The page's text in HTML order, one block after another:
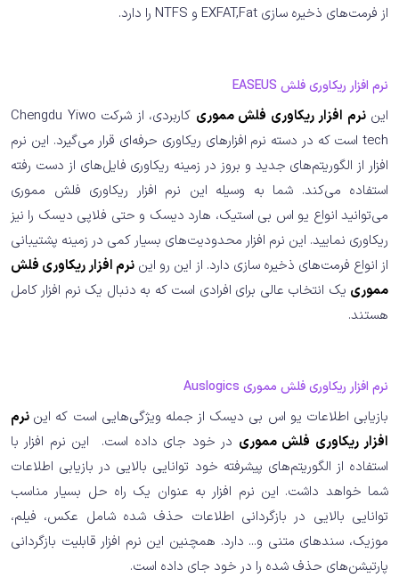
از فرمت‌های ذخیره سازی EXFAT,Fat و NTFS را دارد.
نرم افزار ریکاوری فلش EASEUS
ایننرم افزار ریکاوری فلش مموری
کاربردی، از شرکت Chengdu Yiwo
tech است که در دسته نرم افزارهای ریکاوری حرفه‌ای قرار می‌گیرد. این نرم
افزار از الگوریتم‌های جدید و بروز در زمینه ریکاوری فایل‌های از دست رفته
استفاده می‌کند. شما به وسیله این نرم افزار ریکاوری فلش مموری
می‌توانید انواع یو اس بی استیک، هارد دیسک و حتی فلاپی دیسک را نیز
ریکاوری نمایید. این نرم افزار محدودیت‌های بسیار کمی در زمینه پشتیبانی
از انواع فرمت‌های ذخیره سازی دارد. از این رو این نرم افزار ریکاوری فلش
مموری یک انتخاب عالی برای افرادی است که به دنبال یک نرم افزار کامل
هستند.
نرم افزار ریکاوری فلش مموری Auslogics
بازیابی اطلاعات یو اس بی دیسک از جمله ویژگی‌هایی است که این نرم
افزار ریکاوری فلش مموری در خود جای داده است. این نرم افزار با
استفاده از الگوریتم‌های پیشرفته خود توانایی بالایی در بازیابی اطلاعات
شما خواهد داشت. این نرم افزار به عنوان یک راه حل بسیار مناسب
توانایی بالایی در بازگردانی اطلاعات حذف شده شامل عکس، فیلم،
موزیک، سندهای متنی و... دارد. همچنین این نرم افزار قابلیت بازگردانی
پارتیشن‌های حذف شده را در خود جای داده است.